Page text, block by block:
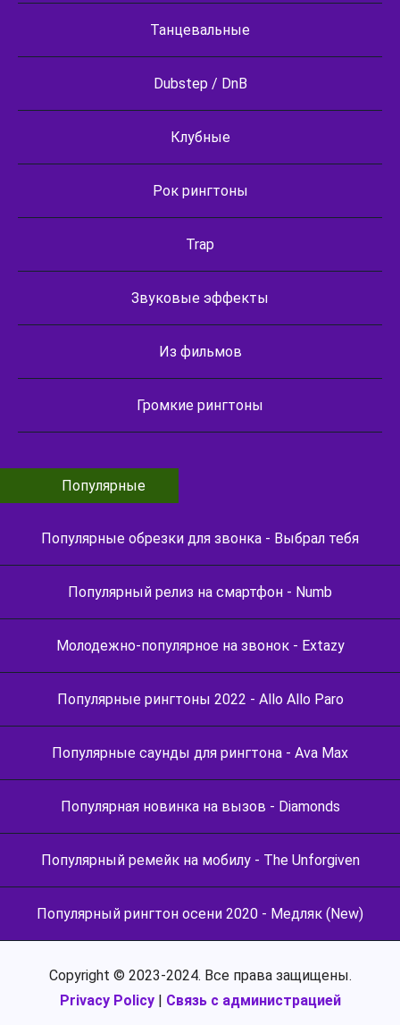
Танцевальные
Dubstep / DnB
Клубные
Рок рингтоны
Trap
Звуковые эффекты
Из фильмов
Громкие рингтоны
Популярные
Популярные обрезки для звонка - Выбрал тебя
Популярный релиз на смартфон - Numb
Молодежно-популярное на звонок - Extazy
Популярные рингтоны 2022 - Allo Allo Paro
Популярные саунды для рингтона - Ava Max
Популярная новинка на вызов - Diamonds
Популярный ремейк на мобилу - The Unforgiven
Популярный рингтон осени 2020 - Медляк (New)
Copyright © 2023-2024. Все права защищены.
Privacy Policy| Связь с администрацией